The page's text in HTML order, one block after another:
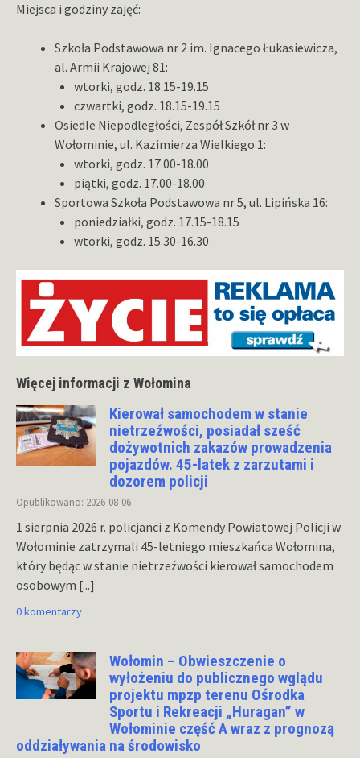
Miejsca i godziny zajęć:
Szkoła Podstawowa nr 2 im. Ignacego Łukasiewicza,
al. Armii Krajowej 81:
wtorki, godz. 18.15-19.15
czwartki, godz. 18.15-19.15
Osiedle Niepodległości, Zespół Szkół nr 3 w
Wołominie, ul. Kazimierza Wielkiego 1:
wtorki, godz. 17.00-18.00
piątki, godz. 17.00-18.00
Sportowa Szkoła Podstawowa nr 5, ul. Lipińska 16:
poniedziałki, godz. 17.15-18.15
wtorki, godz. 15.30-16.30
Więcej informacji z Wołomina
Kierował samochodem w stanie
nietrzeźwości, posiadał sześć
dożywotnich zakazów prowadzenia
pojazdów. 45-latek z zarzutami i
dozorem policji
Opublikowano: 2026-08-06
1 sierpnia 2026 r. policjanci z Komendy Powiatowej Policji w
Wołominie zatrzymali 45-letniego mieszkańca Wołomina,
który będąc w stanie nietrzeźwości kierował samochodem
osobowym [...]
0 komentarzy
Wołomin – Obwieszczenie o
wyłożeniu do publicznego wglądu
projektu mpzp terenu Ośrodka
Sportu i Rekreacji „Huragan” w
Wołominie część A wraz z prognozą
oddziaływania na środowisko